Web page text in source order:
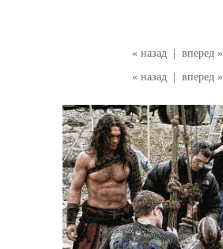
« назад
вперед »
« назад
вперед »